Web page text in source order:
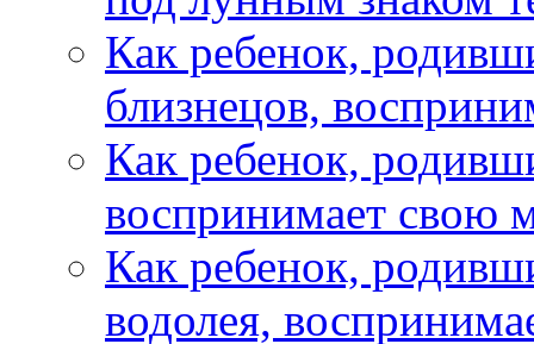
Как ребенок,
близнецов,
Как ребенок,
воспринимает свою
Как ребенок,
водолея,